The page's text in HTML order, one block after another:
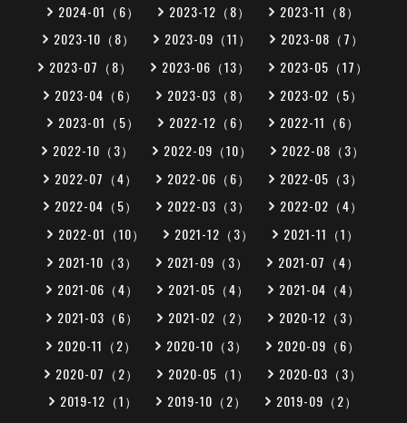
2024-01（6）
2023-12（8）
2023-11（8）
2023-10（8）
2023-09（11）
2023-08（7）
2023-07（8）
2023-06（13）
2023-05（17）
2023-04（6）
2023-03（8）
2023-02（5）
2023-01（5）
2022-12（6）
2022-11（6）
2022-10（3）
2022-09（10）
2022-08（3）
2022-07（4）
2022-06（6）
2022-05（3）
2022-04（5）
2022-03（3）
2022-02（4）
2022-01（10）
2021-12（3）
2021-11（1）
2021-10（3）
2021-09（3）
2021-07（4）
2021-06（4）
2021-05（4）
2021-04（4）
2021-03（6）
2021-02（2）
2020-12（3）
2020-11（2）
2020-10（3）
2020-09（6）
2020-07（2）
2020-05（1）
2020-03（3）
2019-12（1）
2019-10（2） 2019-09（2）